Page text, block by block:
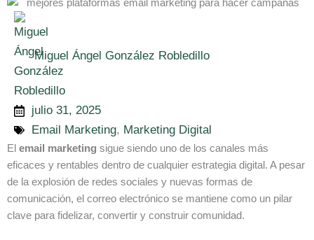
Miguel Ángel González Robledillo
julio 31, 2025
Email Marketing, Marketing Digital
El email marketing sigue siendo uno de los canales más
eficaces y rentables dentro de cualquier estrategia digital. A pesar
de la explosión de redes sociales y nuevas formas de
comunicación, el correo electrónico se mantiene como un pilar
clave para fidelizar, convertir y construir comunidad.